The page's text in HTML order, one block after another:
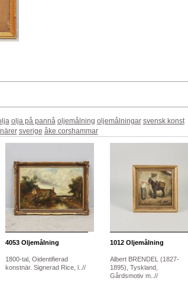
olja på pannå oljemålning oljemålningar svensk konst
sverige åke corshammar
4053Oljemålning
1800-tal, Oidentifierad
konstnär. Signerad Rice, l..//
1012Oljemålning
Albert BRENDEL (1827-
1895), Tyskland,
Gårdsmotiv m..//